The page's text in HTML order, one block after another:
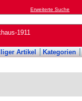
Erweiterte Suche
1911
Artikel Kategorien